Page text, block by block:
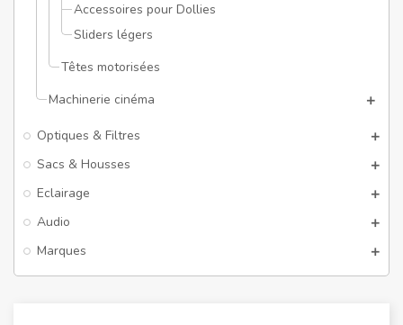
Accessoires pour Dollies
Sliders légers
Têtes motorisées
Machinerie cinéma
Optiques & Filtres
Sacs & Housses
Eclairage
Audio
Marques